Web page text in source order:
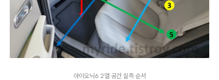
아이오닉6 2열 공간 실측 순서